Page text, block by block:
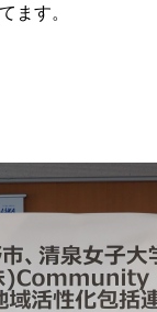
ます。